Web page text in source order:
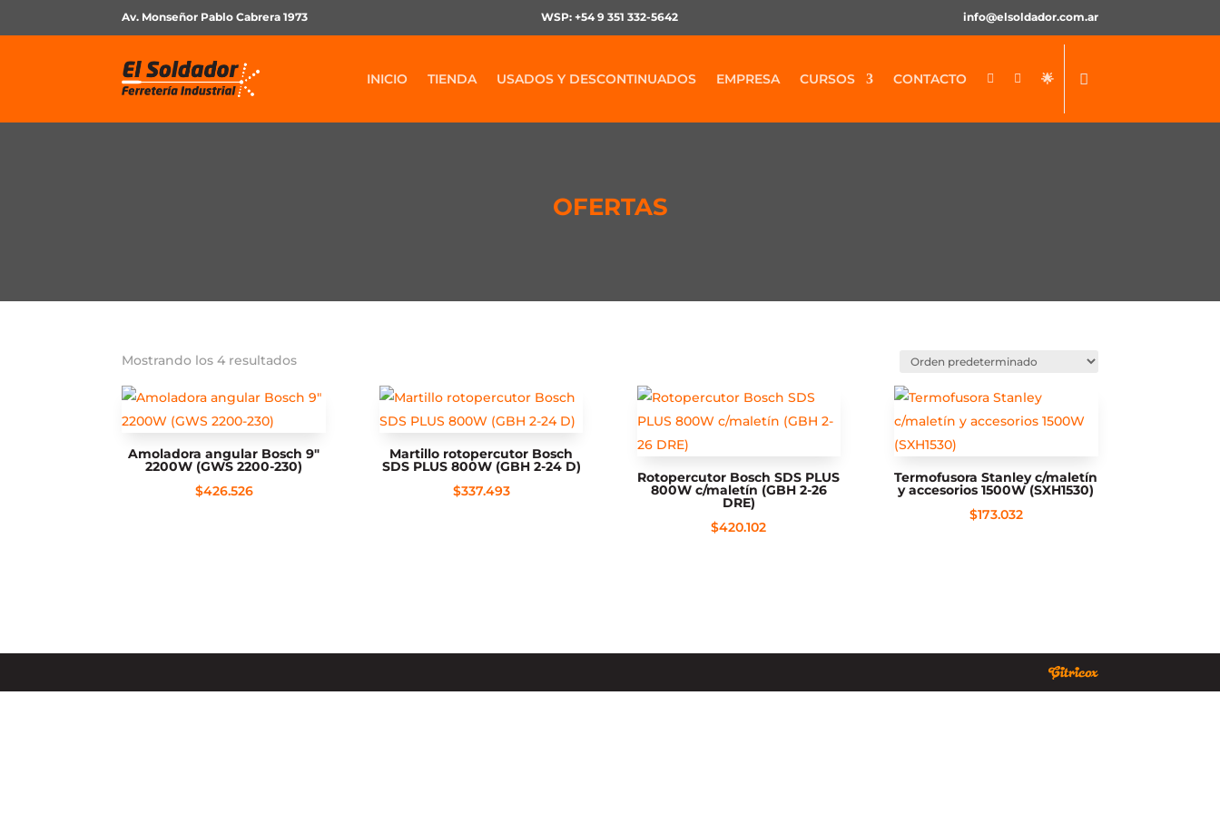
Av. Monseñor Pablo Cabrera 1973 WSP: +54 9 351 332-5642 info@elsoldador.com.ar
INICIO TIENDA USADOS Y DESCONTINUADOS EMPRESA CURSOS CONTACTO   🌟
OFERTAS
Mostrando los 4 resultados
Amoladora angular Bosch 9″
2200W (GWS 2200-230)
$426.526
Martillo rotopercutor Bosch
SDS PLUS 800W (GBH 2-24 D)
$337.493
Rotopercutor Bosch SDS PLUS
800W c/maletín (GBH 2-26
DRE)
$420.102
Termofusora Stanley c/maletín
y accesorios 1500W (SXH1530)
$173.032